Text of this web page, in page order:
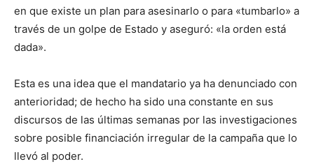
en que existe un plan para asesinarlo o para «tumbarlo» a
través de un golpe de Estado y aseguró: «la orden está
dada».
Esta es una idea que el mandatario ya ha denunciado con
anterioridad; de hecho ha sido una constante en sus
discursos de las últimas semanas por las investigaciones
sobre posible financiación irregular de la campaña que lo
llevó al poder.